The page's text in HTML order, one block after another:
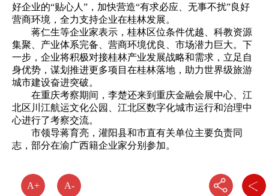
A+ A-
好企业的“贴心人”，加快营造“有求必应、无事不扰”良好
营商环境，全力支持企业在桂林发展。
蒋仁生等企业家表示，桂林区位条件优越、科教资源
集聚、产业体系完备、营商环境优良、市场潜力巨大。下
一步，企业将积极对接桂林产业发展战略和需求，立足自
身优势，谋划推进更多项目在桂林落地，助力世界级旅游
城市建设奋进突破。
在重庆考察期间，李楚还来到重庆金融会展中心、江
北区川江航运文化公园、江北区数字化城市运行和治理中
心进行了考察交流。
市领导蒋育亮，灌阳县和市直有关单位主要负责同
志，部分在渝广西籍企业家分别参加。